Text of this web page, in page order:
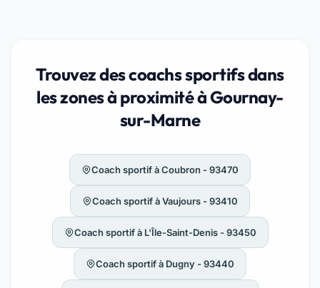
Trouvez des coachs sportifs dans
les zones à proximité à Gournay-
sur-Marne
Coach sportif à Coubron - 93470
Coach sportif à Vaujours - 93410
Coach sportif à L'Île-Saint-Denis - 93450
Coach sportif à Dugny - 93440